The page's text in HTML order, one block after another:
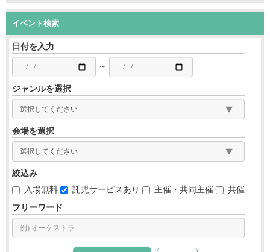
イベント検索
日付を入力
～
ジャンルを選択
会場を選択
絞込み
入場無料
託児サービスあり 主催・共同主催 共催
フリーワード